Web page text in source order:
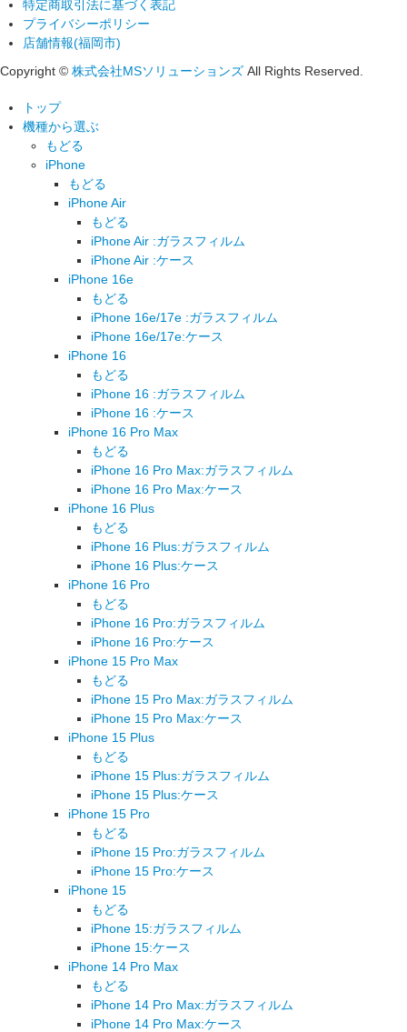
特定商取引法に基づく表記
プライバシーポリシー
店舗情報(福岡市)
Copyright © 株式会社MSソリューションズ All Rights Reserved.
トップ
機種から選ぶ
もどる
iPhone
もどる
iPhone Air
もどる
iPhone Air :ガラスフィルム
iPhone Air :ケース
iPhone 16e
もどる
iPhone 16e/17e :ガラスフィルム
iPhone 16e/17e:ケース
iPhone 16
もどる
iPhone 16 :ガラスフィルム
iPhone 16 :ケース
iPhone 16 Pro Max
もどる
iPhone 16 Pro Max:ガラスフィルム
iPhone 16 Pro Max:ケース
iPhone 16 Plus
もどる
iPhone 16 Plus:ガラスフィルム
iPhone 16 Plus:ケース
iPhone 16 Pro
もどる
iPhone 16 Pro:ガラスフィルム
iPhone 16 Pro:ケース
iPhone 15 Pro Max
もどる
iPhone 15 Pro Max:ガラスフィルム
iPhone 15 Pro Max:ケース
iPhone 15 Plus
もどる
iPhone 15 Plus:ガラスフィルム
iPhone 15 Plus:ケース
iPhone 15 Pro
もどる
iPhone 15 Pro:ガラスフィルム
iPhone 15 Pro:ケース
iPhone 15
もどる
iPhone 15:ガラスフィルム
iPhone 15:ケース
iPhone 14 Pro Max
もどる
iPhone 14 Pro Max:ガラスフィルム
iPhone 14 Pro Max:ケース